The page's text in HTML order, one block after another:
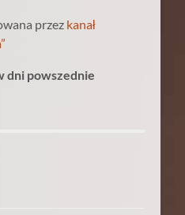
przez kanał
dni powszednie